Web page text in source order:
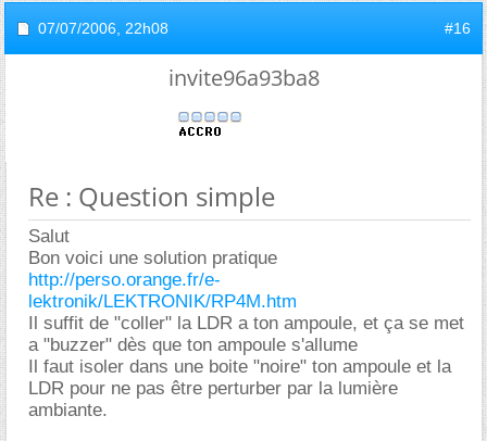
07/07/2006, 22h08 #16
invite96a93ba8
Re : Question simple
Salut
Bon voici une solution pratique
http://perso.orange.fr/e-
lektronik/LEKTRONIK/RP4M.htm
Il suffit de "coller" la LDR a ton ampoule, et ça se met
a "buzzer" dès que ton ampoule s'allume
Il faut isoler dans une boite "noire" ton ampoule et la
LDR pour ne pas être perturber par la lumière
ambiante.